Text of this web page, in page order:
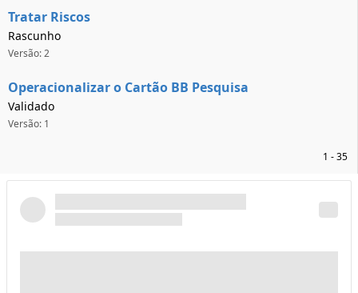
Tratar Riscos
Rascunho
Versão: 2
Operacionalizar o Cartão BB Pesquisa
Validado
Versão: 1
1 - 35